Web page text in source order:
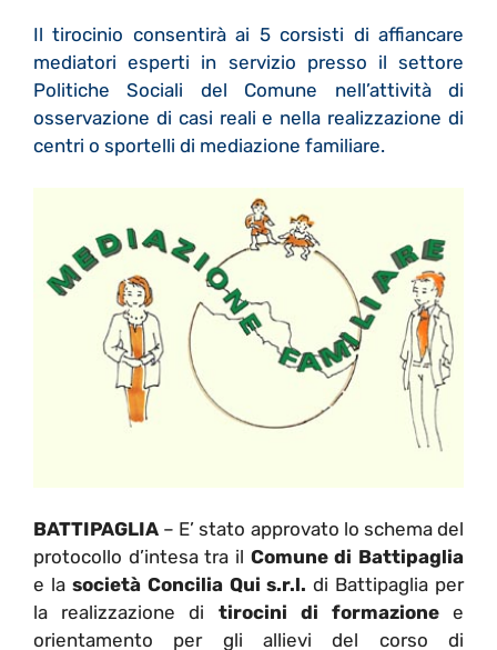
Il tirocinio consentirà ai 5 corsisti di affiancare
mediatori esperti in servizio presso il settore
Politiche Sociali del Comune nell’attività di
osservazione di casi reali e nella realizzazione di
centri o sportelli di mediazione familiare.
BATTIPAGLIA – E’ stato approvato lo schema del
protocollo d’intesa tra il Comune di Battipaglia
e la società Concilia Qui s.r.l. di Battipaglia per
la realizzazione di tirocini di formazionee
orientamento per gli allievi del corso di